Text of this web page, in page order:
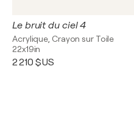
Le bruit du ciel 4
Acrylique, Crayon sur Toile
22x19in
2 210 $US